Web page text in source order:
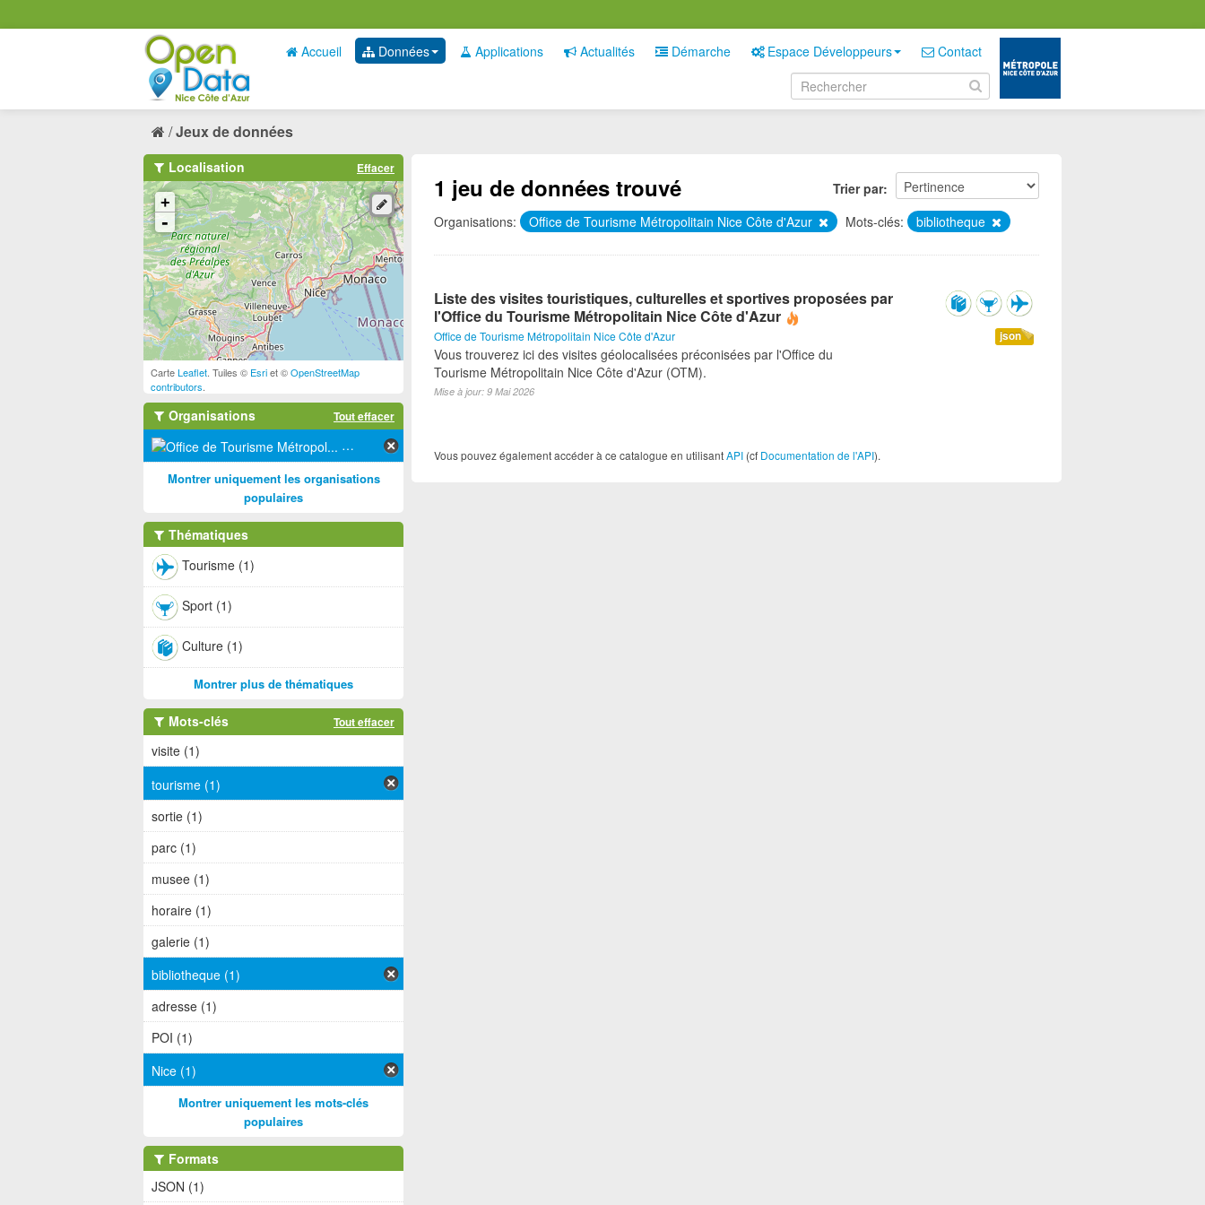
Accueil Données Applications Actualités Démarche Espace Développeurs Contact
Jeux de données
Trier par
1 jeu de données trouvé
Organisations: Office de Tourisme Métropolitain Nice Côte d'Azur Mots-clés: bibliotheque
Liste des visites touristiques, culturelles et sportives proposées par
l'Office du Tourisme Métropolitain Nice Côte d'Azur
Office de Tourisme Métropolitain Nice Côte d'Azur json
Vous trouverez ici des visites géolocalisées préconisées par l'Office du
Tourisme Métropolitain Nice Côte d'Azur (OTM).
Mise à jour: 9 Mai 2026
Vous pouvez également accéder à ce catalogue en utilisantAPI (cf Documentation de l'API).
Localisation Effacer
+
-
CarteLeaflet . Tuiles © Esriet ©OpenStreetMap
contributors
Organisations Tout effacer
Office de Tourisme Métropol... (1)
Montrer uniquement les organisations
populaires
Thématiques
Tourisme (1)
Sport (1)
Culture (1)
Montrer plus de thématiques
Mots-clés Tout effacer
visite (1)
tourisme (1)
sortie (1)
parc (1)
musee (1)
horaire (1)
galerie (1)
bibliotheque (1)
adresse (1)
POI (1)
Nice (1)
Montrer uniquement les mots-clés
populaires
Formats
JSON (1)